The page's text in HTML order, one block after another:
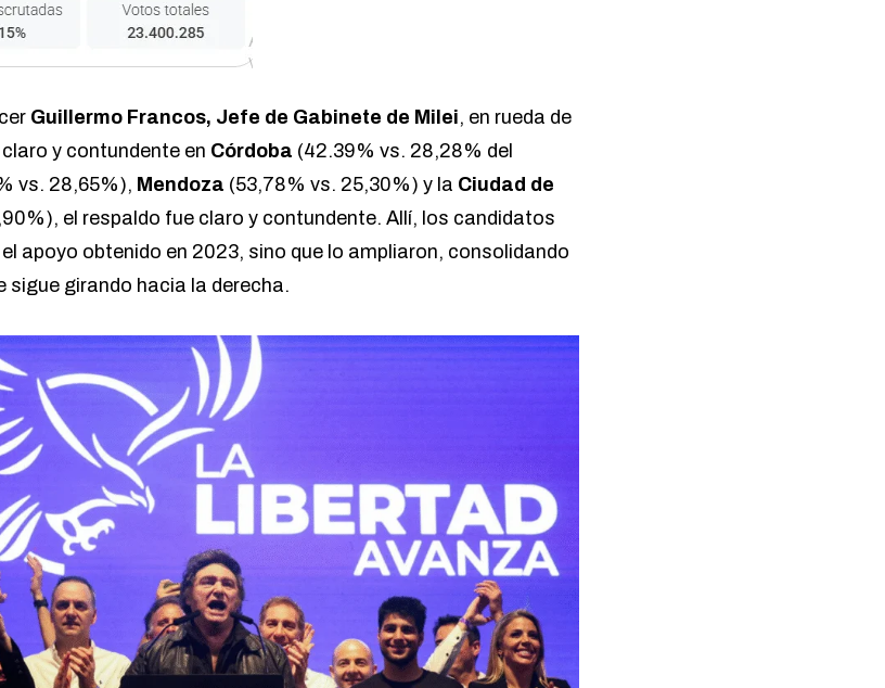
Guillermo Francos, Jefe de Gabinete de Milei, en rueda de
y contundente en Córdoba (42.39% vs. 28,28% del
vs. 28,65%), Mendoza (53,78% vs. 25,30%) y la Ciudad de
el respaldo fue claro y contundente. Allí, los candidatos
apoyo obtenido en 2023, sino que lo ampliaron, consolidando
sigue girando hacia la derecha.